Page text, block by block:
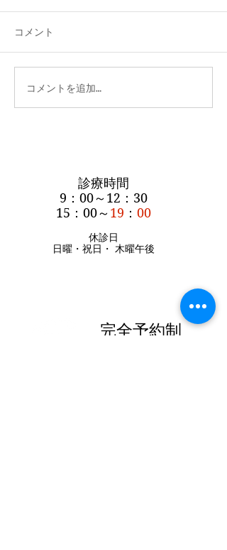
新型コロナウイルス対策
コメント
コメントを追加…
診療時間
9：00～12：30
15：00～ 19 ： 00
休診日
日曜・祝日・ 木曜午後
完全予約制